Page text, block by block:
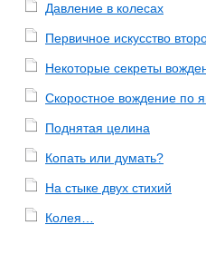
Давление в колесах
Первичное искусство
Некоторые секреты
Скоростное вождение по
Поднятая целина
Копать или думать?
На стыке двух стихий
Колея…